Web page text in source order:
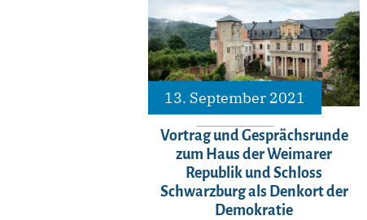
13. September 2021
Vortrag und Gesprächsrunde
zum Haus der Weimarer
Republik und Schloss
Schwarzburg als Denkort der
Demokratie